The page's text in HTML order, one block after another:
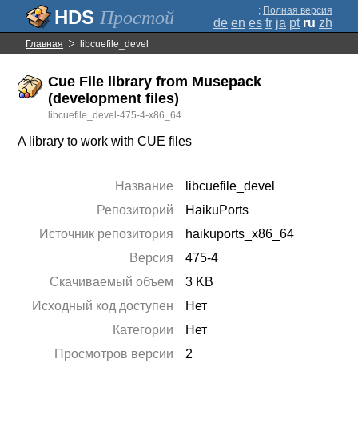
Простой ; Полная версия
de en es fr ja pt ru zh
Главная libcuefile_devel
Cue File library from Musepack
(development files)
libcuefile_devel-475-4-x86_64
A library to work with CUE files
Название
libcuefile_devel
Репозиторий
HaikuPorts
Источник репозитория
haikuports_x86_64
Версия
475-4
Скачиваемый объем
3 KB
Исходный код доступен
Нет
Категории
Нет
Просмотров версии
2